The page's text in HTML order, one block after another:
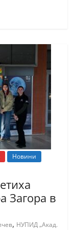
Новини
Загора в
, НУПИД „Акад.